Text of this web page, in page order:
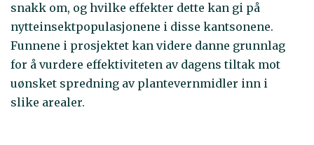
snakk om, og hvilke effekter dette kan gi på
nytteinsektpopulasjonene i disse kantsonene.
Funnene i prosjektet kan videre danne grunnlag
for å vurdere effektiviteten av dagens tiltak mot
uønsket spredning av plantevernmidler inn i
slike arealer.